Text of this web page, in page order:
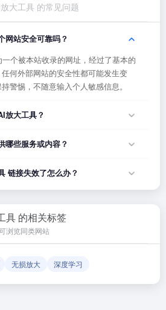
大工具 的常见问题
站安全可靠吗？
个被本站收录的网址，经过了基本的
何外部网站的安全性都可能发生变
警惕，不随意输入个人敏感信息。
放大工具？
址栏输入正确的网址。如果遇到无法
些服务或内容？
帮助用户发现和整理优质网站资源，
该网站运营方负责。
链接失效了怎么办？
内容已变更，您可以使用页面上的
有效性。
具 的相关标签
浏览同类网站
无损放大 深度学习